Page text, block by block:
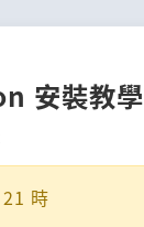
安裝教學
時